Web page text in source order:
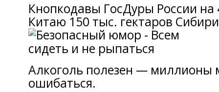
Кнoпкодавы ГосДуры России нa
Китаю 150 тыс. гектaров
Алкоголь полезен — миллионы
ошибаться.